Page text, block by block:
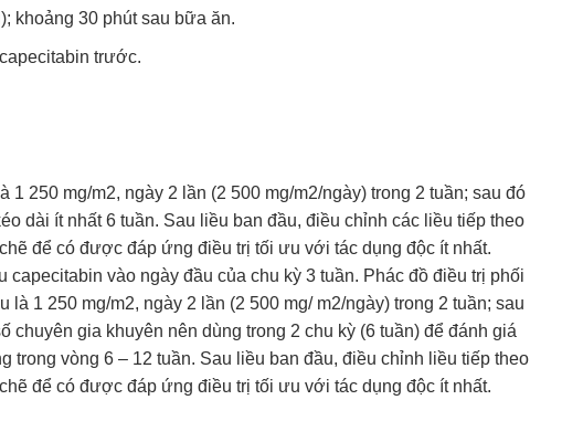
khoảng 30 phút sau bữa ăn.
trước.
250 mg/m2, ngày 2 lần (2 500 mg/m2/ngày) trong 2 tuần; sau đó
dài ít nhất 6 tuần. Sau liều ban đầu, điều chỉnh các liều tiếp theo
để có được đáp ứng điều trị tối ưu với tác dụng độc ít nhất.
vào ngày đầu của chu kỳ 3 tuần. Phác đồ điều trị phối
1 250 mg/m2, ngày 2 lần (2 500 mg/ m2/ngày) trong 2 tuần; sau
gia khuyên nên dùng trong 2 chu kỳ (6 tuần) để đánh giá
trong vòng 6 – 12 tuần. Sau liều ban đầu, điều chỉnh liều tiếp theo
để có được đáp ứng điều trị tối ưu với tác dụng độc ít nhất.